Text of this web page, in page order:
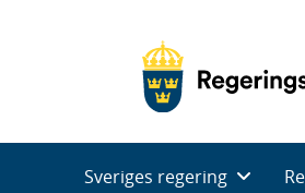
Sveriges regering